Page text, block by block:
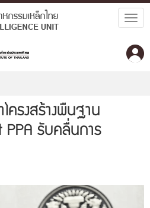
โครงสร้างพื้นฐาน
PPA รับคลื่นการ